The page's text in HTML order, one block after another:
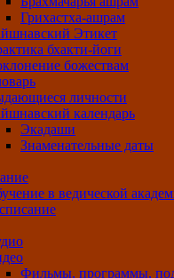
Грихастха-ашрам
Этикет
бхакти-йоги
божествам
личности
календарь
Экадаши
Знаменательные даты
в ведической
Фильмы, программы,